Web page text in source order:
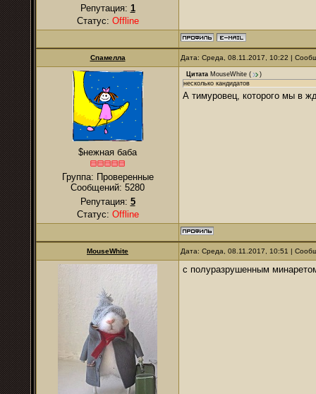
Репутация: 1
Статус: Offline
Спамелла Дата: Среда, 08.11.2017, 10:22 |
$нежная баба
Группа: Проверенные
Сообщений: 5280
Репутация: 5
Статус: Offline
Цитата MouseWhite (
)
несколько кандидатов
А тимуровец, которого мы в
MouseWhite Дата: Среда, 08.11.2017, 10:51 |
с полуразрушенным